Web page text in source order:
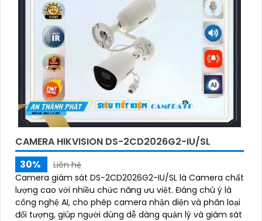
CAMERA HIKVISION DS-2CD2026G2-IU/SL
30%
Liên hệ
Camera giám sát DS-2CD2026G2-IU/SL là Camera chất
lượng cao với nhiều chức năng ưu việt. Đáng chú ý là
công nghệ AI, cho phép camera nhận diện và phân loại
đối tượng, giúp người dùng dễ dàng quản lý và giám sát